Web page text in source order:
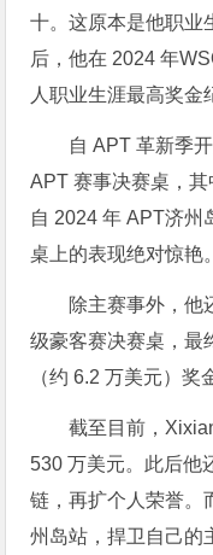
十。这原本是他职业
后，他在 2024 年
人职业生涯最高奖金
自 APT 革新季
APT 赛事决赛桌，
自 2024 年 APT济州
桌上的表现绝对惊艳。
除主赛事外，他
级豪客赛决赛桌，最
（约 6.2 万美元）奖
截至目前，
530 万美元。此后他
链，再扩个人荣誉。
州岛站，捍卫自己的